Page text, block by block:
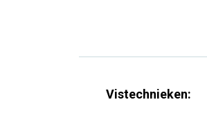
Vistechnieken: